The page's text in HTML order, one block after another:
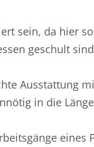
sein, da hier
geschult
Ausstattung
in die
eines